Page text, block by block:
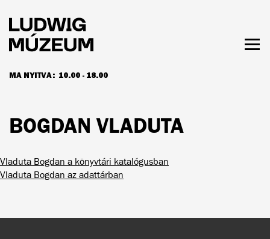
tartalomra
MA NYITVA: 10.00 - 18.00
NYITVATARTÁS ÉS JEGYÁRAK
BOGDAN VLADUTA
Vladuta Bogdan a könyvtári katalógusban
Vladuta Bogdan az adattárban